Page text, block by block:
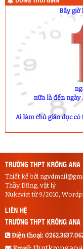
Bây giờ
nữa là đến ngày
Ai làm chủ giáo dục
TRƯỜNG THPT KRÔNG ANA
Thiết kế bởi
Thầy Dũng, vật lý
Nukeviet từ 9/2010,
LIÊN HỆ
TRƯỜNG THPT KRÔNG ANA
Điện thoại: